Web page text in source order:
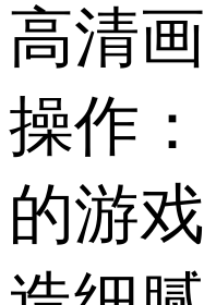
高清
操作
的游